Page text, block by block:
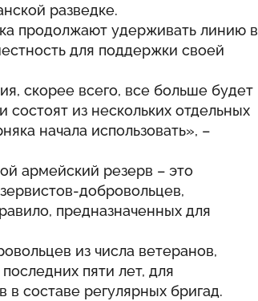
разведке.
продолжают удерживать линию в
для поддержки своей
скорее всего, все больше будет
из нескольких отдельных
начала использовать», –
армейский резерв – это
добровольцев,
предназначенных для
из числа ветеранов,
пяти лет, для
в составе регулярных бригад.